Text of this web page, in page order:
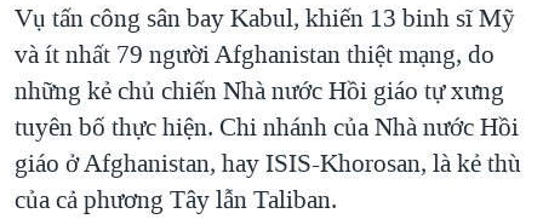
Vụ tấn công sân bay Kabul, khiến 13 binh sĩ Mỹ
và ít nhất 79 người Afghanistan thiệt mạng, do
những kẻ chủ chiến Nhà nước Hồi giáo tự xưng
tuyên bố thực hiện. Chi nhánh của Nhà nước Hồi
giáo ở Afghanistan, hay ISIS-Khorosan, là kẻ thù
của cả phương Tây lẫn Taliban.